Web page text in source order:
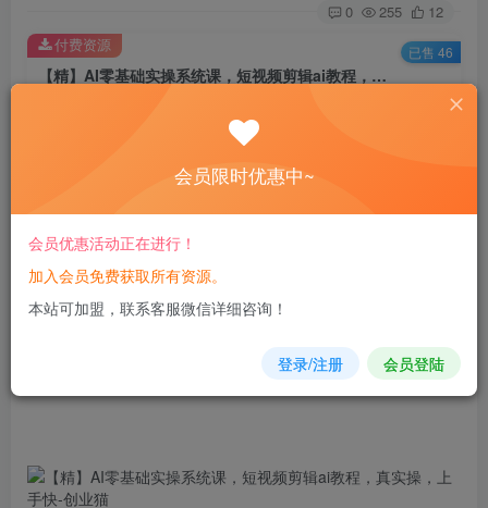
0 255 12
【精】AI零基础实操系统课，短视频剪辑ai教程，真实操，上手快
8.8
免费
您当前未登录！建议登陆后购买，可保存购买订单
付费资源 已售 46
会员限时优惠中~
会员优惠活动正在进行！
加入会员免费获取所有资源。
本站可加盟，联系客服微信详细咨询！
登录/注册 会员登陆